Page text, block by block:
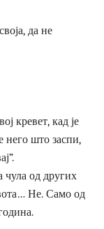
да не
кревет, кад је
него што заспи,
чула од других
Не. Само од